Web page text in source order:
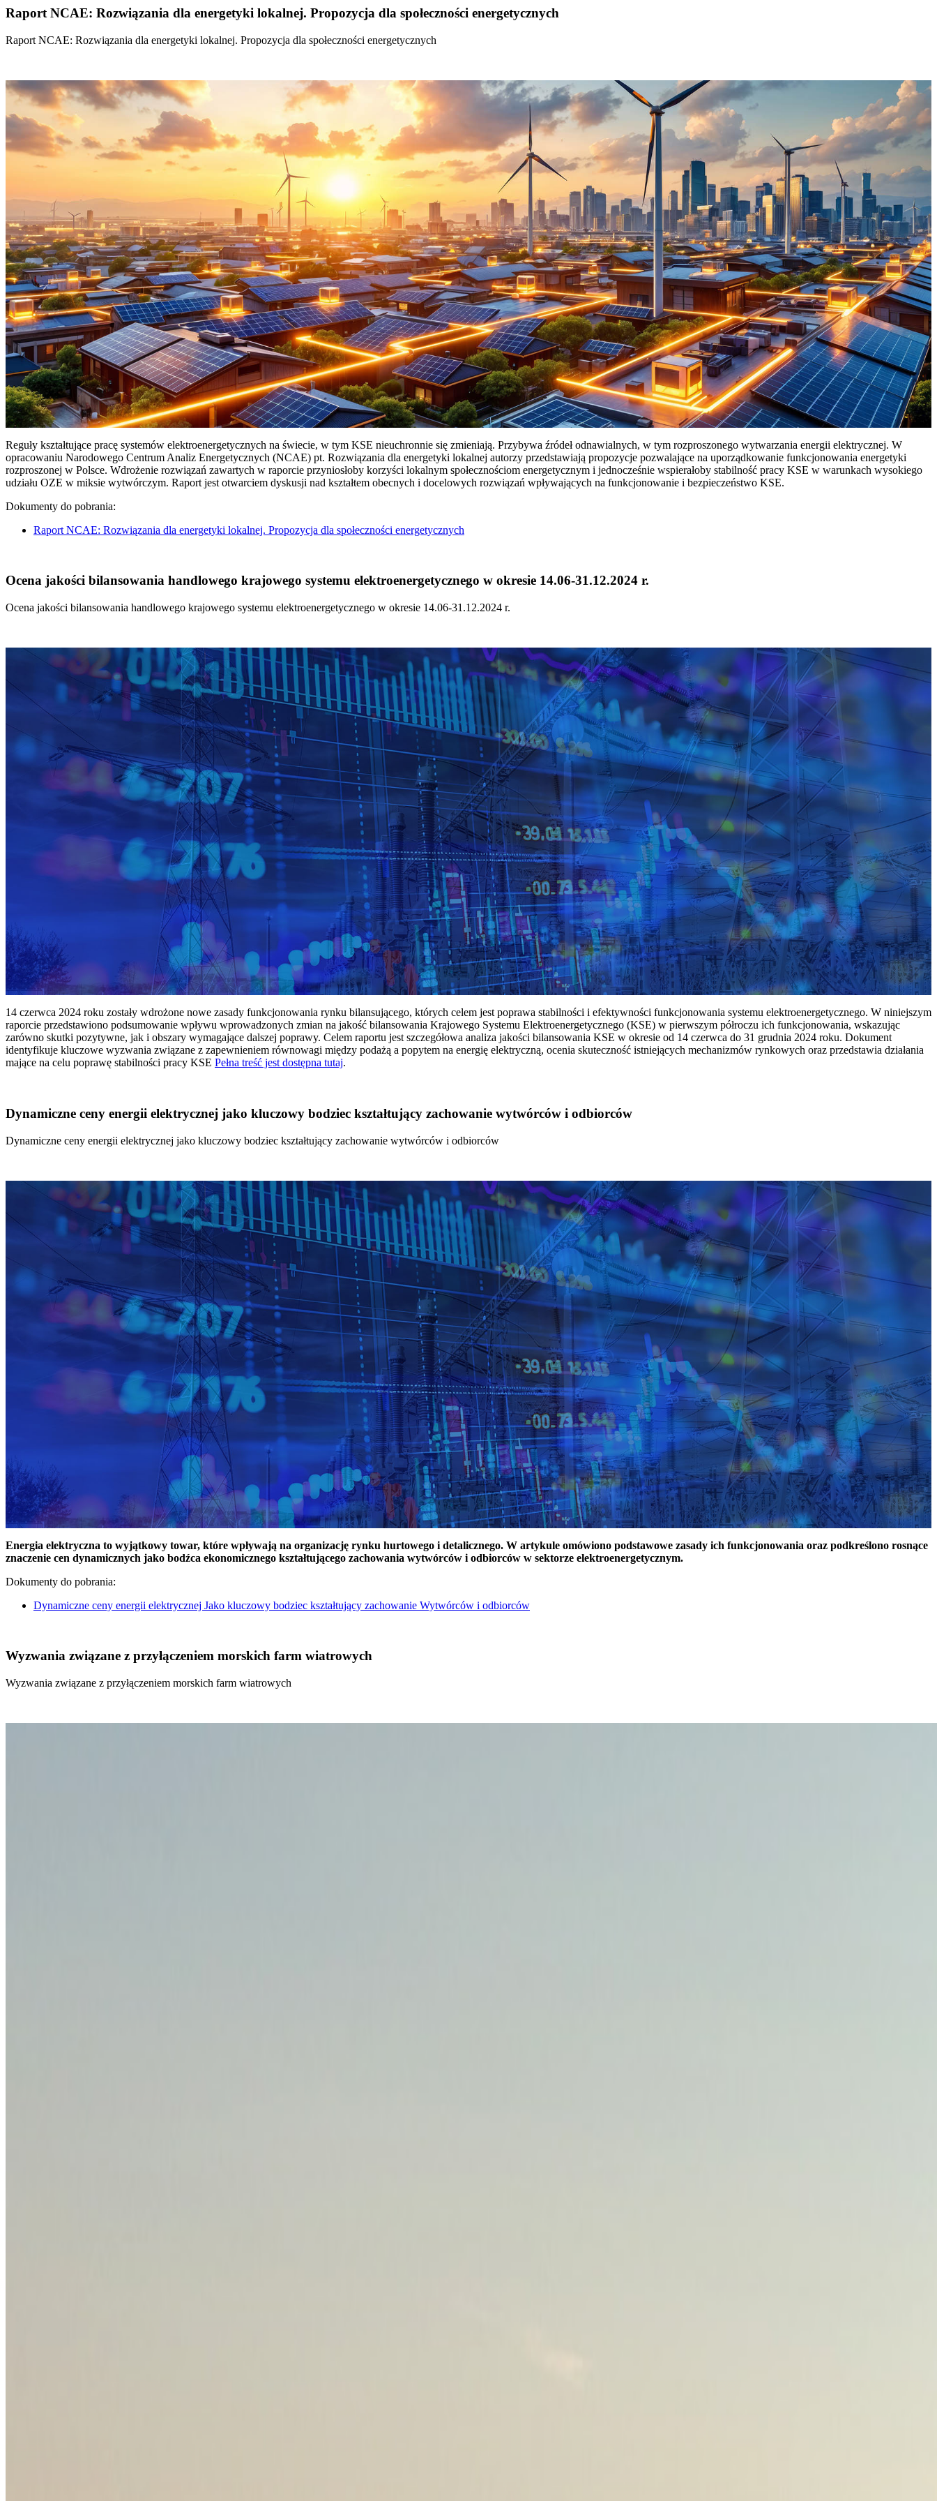
Raport NCAE: Rozwiązania dla energetyki lokalnej. Propozycja dla społeczności energetycznych
Raport NCAE: Rozwiązania dla energetyki lokalnej. Propozycja dla społeczności energetycznych
Reguły kształtujące pracę systemów elektroenergetycznych na świecie, w tym KSE nieuchronnie się zmieniają. Przybywa źródeł odnawialnych, w tym rozproszonego wytwarzania energii elektrycznej. W
opracowaniu Narodowego Centrum Analiz Energetycznych (NCAE) pt. Rozwiązania dla energetyki lokalnej autorzy przedstawiają propozycje pozwalające na uporządkowanie funkcjonowania energetyki
rozproszonej w Polsce. Wdrożenie rozwiązań zawartych w raporcie przyniosłoby korzyści lokalnym społecznościom energetycznym i jednocześnie wspierałoby stabilność pracy KSE w warunkach wysokiego
udziału OZE w miksie wytwórczym. Raport jest otwarciem dyskusji nad kształtem obecnych i docelowych rozwiązań wpływających na funkcjonowanie i bezpieczeństwo KSE.
Dokumenty do pobrania:
Raport NCAE: Rozwiązania dla energetyki lokalnej. Propozycja dla społeczności energetycznych
Ocena jakości bilansowania handlowego krajowego systemu elektroenergetycznego w okresie 14.06-31.12.2024 r.
Ocena jakości bilansowania handlowego krajowego systemu elektroenergetycznego w okresie 14.06-31.12.2024 r.
14 czerwca 2024 roku zostały wdrożone nowe zasady funkcjonowania rynku bilansującego, których celem jest poprawa stabilności i efektywności funkcjonowania systemu elektroenergetycznego. W niniejszym
raporcie przedstawiono podsumowanie wpływu wprowadzonych zmian na jakość bilansowania Krajowego Systemu Elektroenergetycznego (KSE) w pierwszym półroczu ich funkcjonowania, wskazując
zarówno skutki pozytywne, jak i obszary wymagające dalszej poprawy. Celem raportu jest szczegółowa analiza jakości bilansowania KSE w okresie od 14 czerwca do 31 grudnia 2024 roku. Dokument
identyfikuje kluczowe wyzwania związane z zapewnieniem równowagi między podażą a popytem na energię elektryczną, ocenia skuteczność istniejących mechanizmów rynkowych oraz przedstawia działania
mające na celu poprawę stabilności pracy KSE Pełna treść jest dostępna tutaj.
Dynamiczne ceny energii elektrycznej jako kluczowy bodziec kształtujący zachowanie wytwórców i odbiorców
Dynamiczne ceny energii elektrycznej jako kluczowy bodziec kształtujący zachowanie wytwórców i odbiorców
Energia elektryczna to wyjątkowy towar, które wpływają na organizację rynku hurtowego i detalicznego. W artykule omówiono podstawowe zasady ich funkcjonowania oraz podkreślono rosnące
znaczenie cen dynamicznych jako bodźca ekonomicznego kształtującego zachowania wytwórców i odbiorców w sektorze elektroenergetycznym.
Dokumenty do pobrania:
Dynamiczne ceny energii elektrycznej Jako kluczowy bodziec kształtujący zachowanie Wytwórców i odbiorców
Wyzwania związane z przyłączeniem morskich farm wiatrowych
Wyzwania związane z przyłączeniem morskich farm wiatrowych